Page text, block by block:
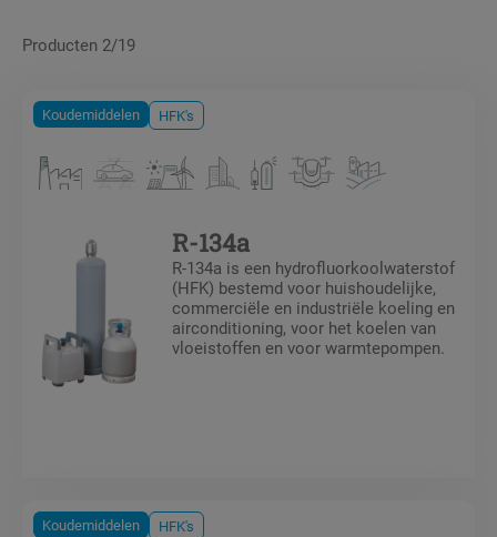
Producten 2/19
Koudemiddelen HFK's
R-134a
R-134a is een hydrofluorkoolwaterstof
(HFK) bestemd voor huishoudelijke,
commerciële en industriële koeling en
airconditioning, voor het koelen van
vloeistoffen en voor warmtepompen.
Koudemiddelen HFK's